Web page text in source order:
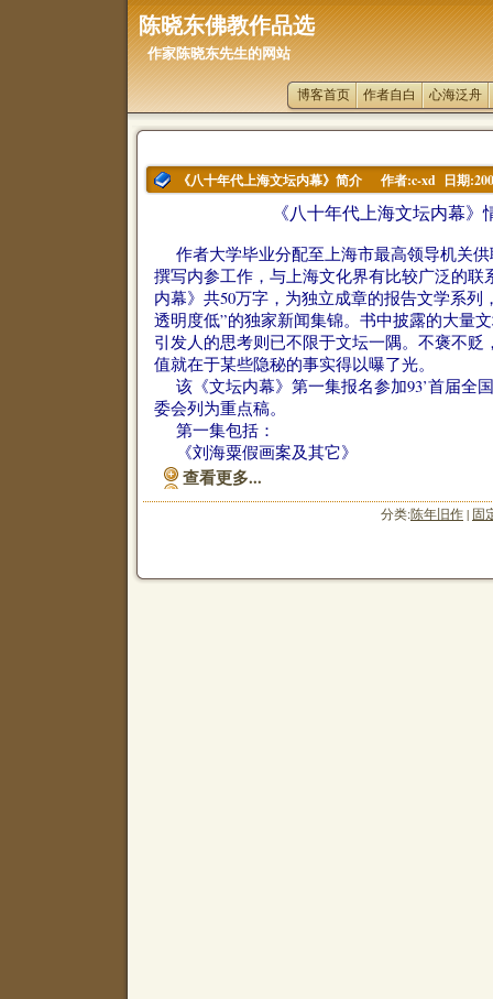
陈晓东佛教作品选
作家陈晓东先生的网站
博客首页 作者自白 心海泛舟
《八十年代上海文坛内幕》简介 作者:c-xd 日期
《八十年代上海文坛内幕》
作者大学毕业分配至上海市最高领导机关供
撰写内参工作，与上海文化界有比较广泛的联
内幕》共50万字，为独立成章的报告文学系列
透明度低”的独家新闻集锦。书中披露的大量
引发人的思考则已不限于文坛一隅。不褒不贬
值就在于某些隐秘的事实得以曝了光。
该《文坛内幕》第一集报名参加93’首届全
委会列为重点稿。
第一集包括：
《刘海粟假画案及其它》
查看更多...
分类:陈年旧作| 固